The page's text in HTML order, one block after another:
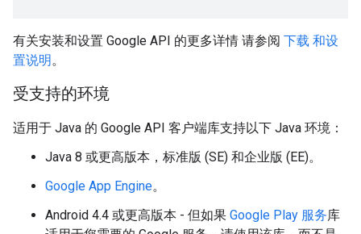
有关安装和设置 Google API 的更多详情 请参阅 下载 和设
置说明。
受支持的环境
适用于 Java 的 Google API 客户端库支持以下 Java 环境：
Java 8 或更高版本，标准版 (SE) 和企业版 (EE)。
Google App Engine。
Android 4.4 或更高版本 - 但如果 Google Play 服务库